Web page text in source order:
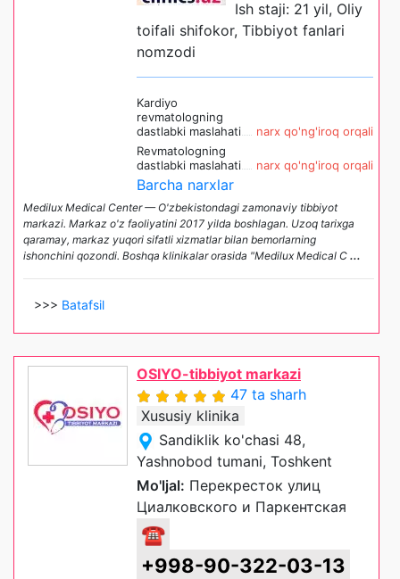
Ish staji: 21 yil, Oliy
toifali shifokor, Tibbiyot fanlari
nomzodi
Kardiyo
revmatologning
dastlabki maslahati
narx qo'ng'iroq orqali
Revmatologning
dastlabki maslahati
narx qo'ng'iroq orqali
Barcha narxlar
Medilux Medical Center — O'zbekistondagi zamonaviy tibbiyot
markazi. Markaz o'z faoliyatini 2017 yilda boshlagan. Uzoq tarixga
qaramay, markaz yuqori sifatli xizmatlar bilan bemorlarning
ishonchini qozondi. Boshqa klinikalar orasida "Medilux Medical C ...
>>> Batafsil
OSIYO-tibbiyot markazi
47 ta sharh
Xususiy klinika
Sandiklik ko'chasi 48,
Yashnobod tumani, Toshkent
Mo'ljal: Перекресток улиц
Циалковского и Паркентская
☎
+998-90-322-03-13